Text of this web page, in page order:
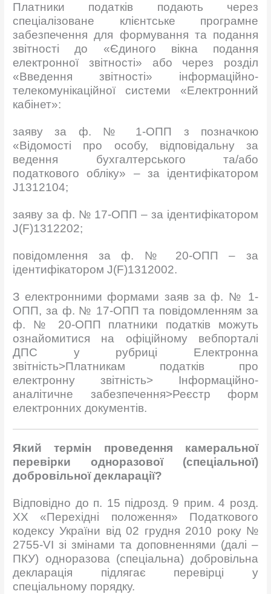
Платники податків подають через
спеціалізоване клієнтське програмне
забезпечення для формування та подання
звітності до «Єдиного вікна подання
електронної звітності» або через розділ
«Введення звітності» інформаційно-
телекомунікаційної системи «Електронний
кабінет»:
заяву за ф. № 1-ОПП з позначкою
«Відомості про особу, відповідальну за
ведення бухгалтерського та/або
податкового обліку» – за ідентифікатором
J1312104;
заяву за ф. № 17-ОПП – за ідентифікатором
J(F)1312202;
повідомлення за ф. № 20-ОПП – за
ідентифікатором J(F)1312002.
З електронними формами заяв за ф. № 1-
ОПП, за ф. № 17-ОПП та повідомленням за
ф. № 20-ОПП платники податків можуть
ознайомитися на офіційному вебпорталі
ДПС у рубриці Електронна
звітність>Платникам податків про
електронну звітність> Інформаційно-
аналітичне забезпечення>Реєстр форм
електронних документів.
Який термін проведення камеральної
перевірки одноразової (спеціальної)
добровільної декларації?
Відповідно до п. 15 підрозд. 9 прим. 4 розд.
XX «Перехідні положення» Податкового
кодексу України від 02 грудня 2010 року №
2755-VI зі змінами та доповненнями (далі –
ПКУ) одноразова (спеціальна) добровільна
декларація підлягає перевірці у
спеціальному порядку.